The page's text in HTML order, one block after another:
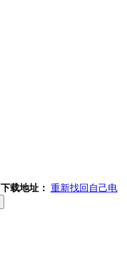
下载地址： 重新找回自己电